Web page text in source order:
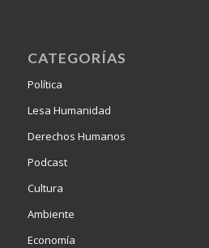
CATEGORÍAS
Política
Lesa Humanidad
Derechos Humanos
Podcast
Cultura
Ambiente
Economía